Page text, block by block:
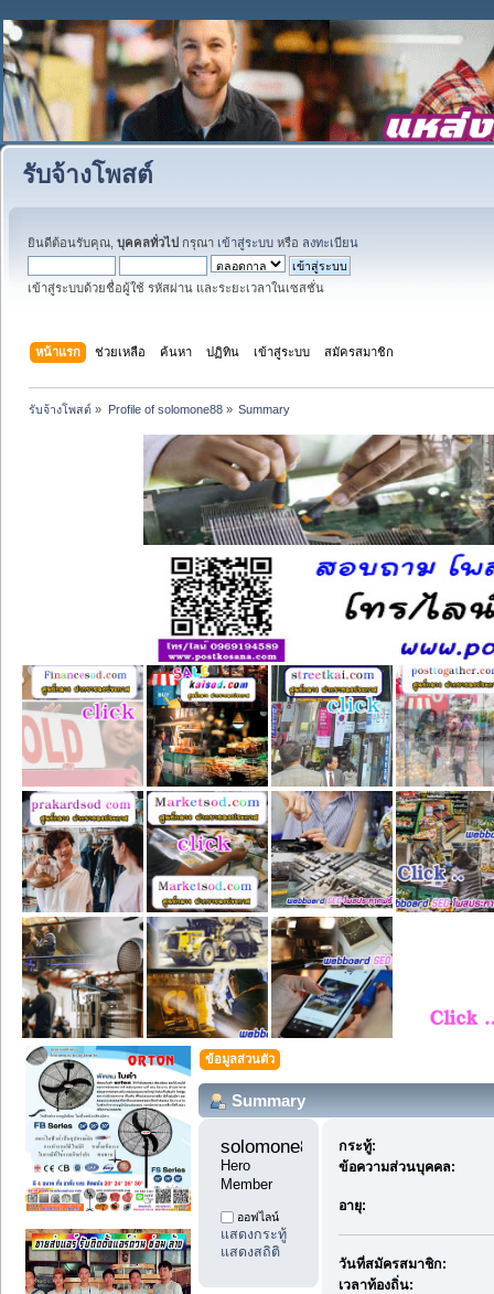
รับจ้างโพสต์
ยินดีต้อนรับคุณ, บุคคลทั่วไป กรุณา เข้าสู่ระบบ หรือ ลงทะเบียน
เข้าสู่ระบบด้วยชื่อผู้ใช้ รหัสผ่าน และระยะเวลาในเซสชั่น
หน้าแรก ช่วยเหลือ ค้นหา ปฏิทิน เข้าสู่ระบบ สมัครสมาชิก
รับจ้างโพสต์ » Profile of solomone88» Summary
ข้อมูลส่วนตัว
Summary
Hero
Member
ออฟไลน์
แสดงกระทู้
แสดงสถิติ
กระทู้:
ข้อความส่วนบุคคล:
อายุ:
วันที่สมัครสมาชิก:
เวลาท้องถิ่น: